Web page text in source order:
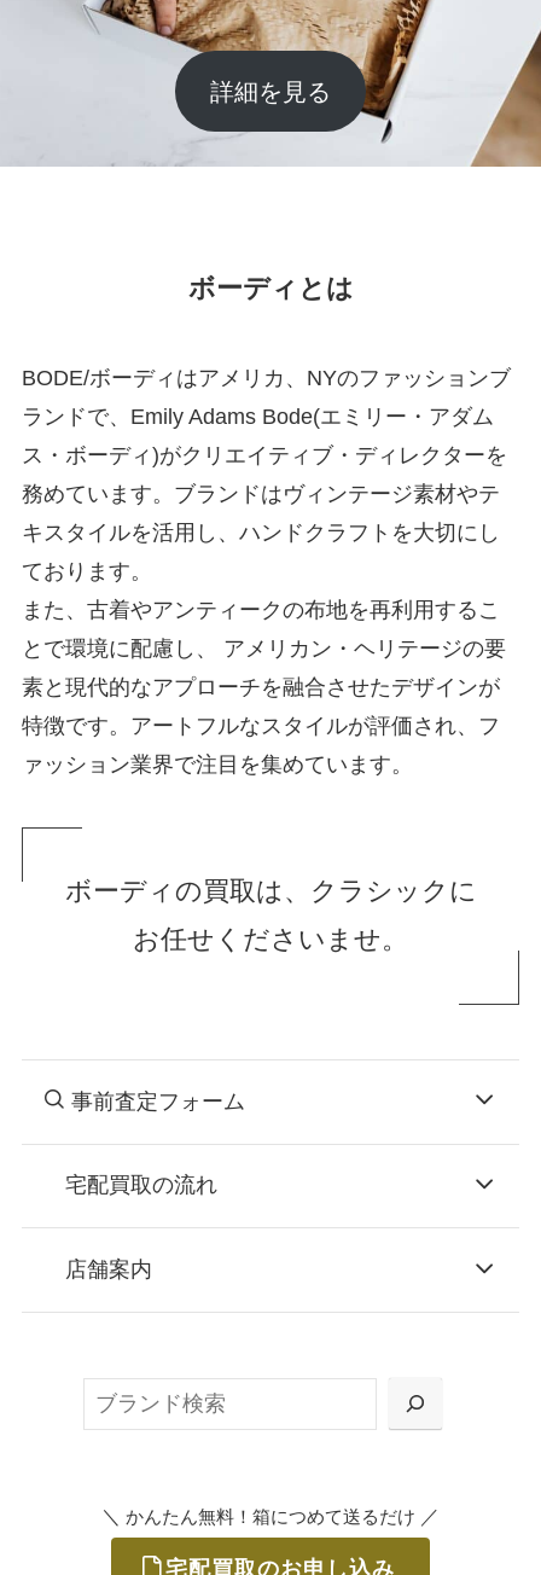
詳細を見る
ボーディとは
BODE/ボーディはアメリカ、NYのファッションブ
ランドで、Emily Adams Bode(エミリー・アダム
ス・ボーディ)がクリエイティブ・ディレクターを
務めています。ブランドはヴィンテージ素材やテ
キスタイルを活用し、ハンドクラフトを大切にし
ております。
また、古着やアンティークの布地を再利用するこ
とで環境に配慮し、 アメリカン・ヘリテージの要
素と現代的なアプローチを融合させたデザインが
特徴です。アートフルなスタイルが評価され、フ
ァッション業界で注目を集めています。
ボーディの買取は、クラシックに
お任せくださいませ。
事前査定フォーム
宅配買取の流れ
お申込み
または梱包材不要の「集荷申込」からお選び
店舗案内
＼ かんたん無料！箱につめて送るだけ ／
宅配買取のお申し込み